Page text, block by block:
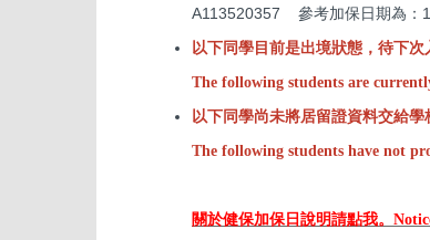
A113520357 參考加保日期為：
以下同學目前是出境狀態，待下
The following students are
以下同學尚未將居留證資料交給
The following students have not
關於健保加保日說明請點我。